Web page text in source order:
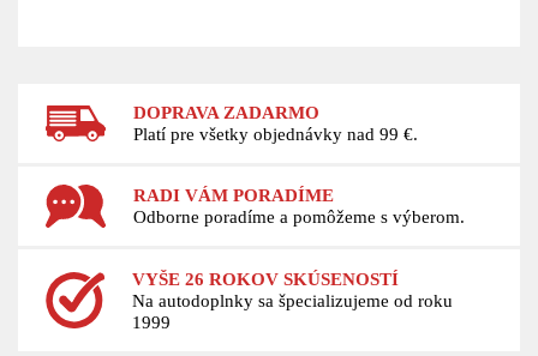
DOPRAVA ZADARMO
Platí pre všetky objednávky nad 99 €.
RADI VÁM PORADÍME
Odborne poradíme a pomôžeme s výberom.
VYŠE 26 ROKOV SKÚSENOSTÍ
Na autodoplnky sa špecializujeme od roku
1999